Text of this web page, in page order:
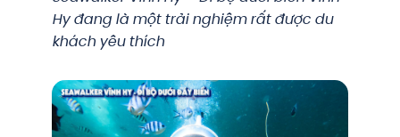
Hy đang là một trải nghiệm rất được du
khách yêu thích